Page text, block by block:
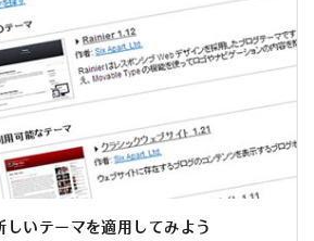
いテーマを適用してみよう